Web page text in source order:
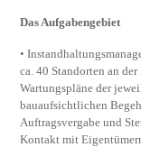
Das Aufgabengebiet
•
ca. 40 Standorten an
Wartungspläne der
bauaufsichtlichen
Auftragsvergabe und
Kontakt mit